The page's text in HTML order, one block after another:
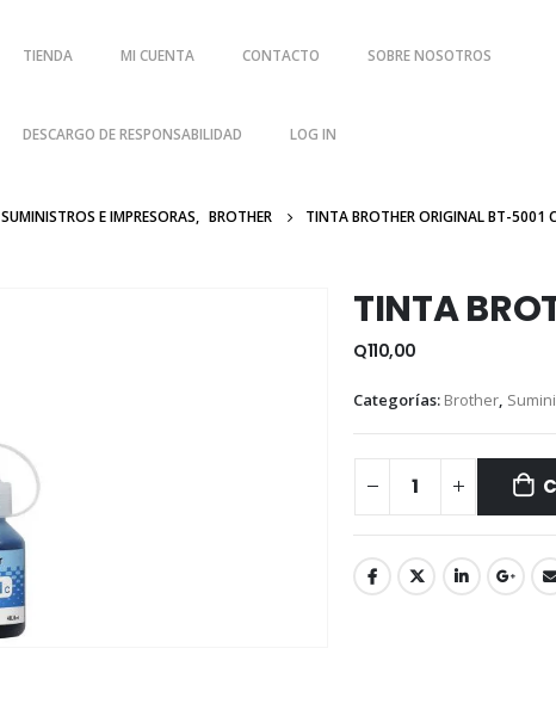
TIENDA MI CUENTA CONTACTO SOBRE NOSOTROS
DESCARGO DE RESPONSABILIDAD LOG IN
SUMINISTROS E IMPRESORAS, BROTHER TINTA BROTHER ORIGINAL BT-5001
TINTA
Q110,00
Categorías: Brother,